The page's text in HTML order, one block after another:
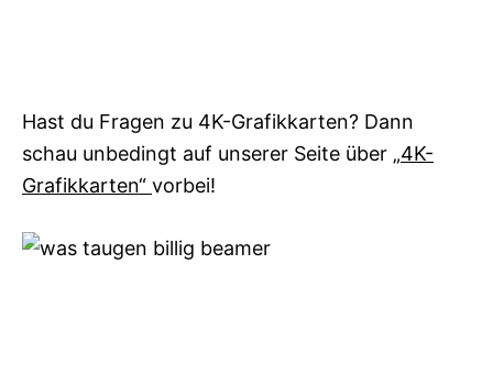
Hast du Fragen zu 4K-Grafikkarten? Dann
schau unbedingt auf unserer Seite über „4K-
Grafikkarten“ vorbei!